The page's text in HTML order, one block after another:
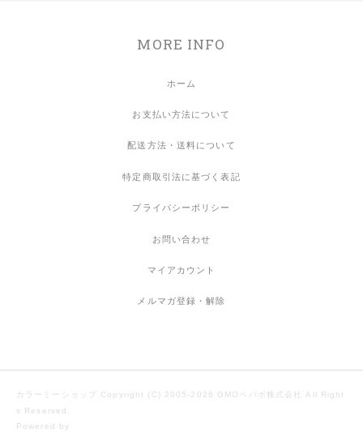
MORE INFO
ホーム
お支払い方法について
配送方法・送料について
特定商取引法に基づく表記
プライバシーポリシー
お問い合わせ
マイアカウント
メルマガ登録・解除
カラーミーショップ Copyright (C) 2005-2026 GMOペパボ株式会社
All Right
s Reserved.
Powered by